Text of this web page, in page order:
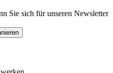
Sie sich für unseren Newsletter